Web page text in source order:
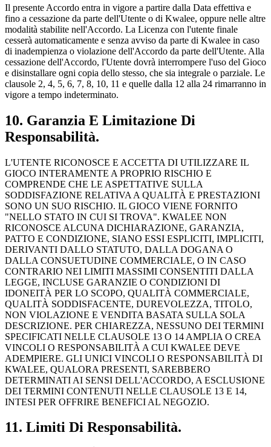
Il presente Accordo entra in vigore a partire dalla Data effettiva e
fino a cessazione da parte dell'Utente o di Kwalee, oppure nelle altre
modalità stabilite nell'Accordo. La Licenza con l'utente finale
cesserà automaticamente e senza avviso da parte di Kwalee in caso
di inadempienza o violazione dell'Accordo da parte dell'Utente. Alla
cessazione dell'Accordo, l'Utente dovrà interrompere l'uso del Gioco
e disinstallare ogni copia dello stesso, che sia integrale o parziale. Le
clausole 2, 4, 5, 6, 7, 8, 10, 11 e quelle dalla 12 alla 24 rimarranno in
vigore a tempo indeterminato.
10. Garanzia E Limitazione Di
Responsabilità.
L'UTENTE RICONOSCE E ACCETTA DI UTILIZZARE IL
GIOCO INTERAMENTE A PROPRIO RISCHIO E
COMPRENDE CHE LE ASPETTATIVE SULLA
SODDISFAZIONE RELATIVA A QUALITÀ E PRESTAZIONI
SONO UN SUO RISCHIO. IL GIOCO VIENE FORNITO
"NELLO STATO IN CUI SI TROVA". KWALEE NON
RICONOSCE ALCUNA DICHIARAZIONE, GARANZIA,
PATTO E CONDIZIONE, SIANO ESSI ESPLICITI, IMPLICITI,
DERIVANTI DALLO STATUTO, DALLA DOGANA O
DALLA CONSUETUDINE COMMERCIALE, O IN CASO
CONTRARIO NEI LIMITI MASSIMI CONSENTITI DALLA
LEGGE, INCLUSE GARANZIE O CONDIZIONI DI
IDONEITÀ PER LO SCOPO, QUALITÀ COMMERCIALE,
QUALITÀ SODDISFACENTE, DUREVOLEZZA, TITOLO,
NON VIOLAZIONE E VENDITA BASATA SULLA SOLA
DESCRIZIONE. PER CHIAREZZA, NESSUNO DEI TERMINI
SPECIFICATI NELLE CLAUSOLE 13 O 14 AMPLIA O CREA
VINCOLI O RESPONSABILITÀ A CUI KWALEE DEVE
ADEMPIERE. GLI UNICI VINCOLI O RESPONSABILITÀ DI
KWALEE, QUALORA PRESENTI, SAREBBERO
DETERMINATI AI SENSI DELL'ACCORDO, A ESCLUSIONE
DEI TERMINI CONTENUTI NELLE CLAUSOLE 13 E 14,
INTESI PER OFFRIRE BENEFICI AL NEGOZIO.
11. Limiti Di Responsabilità.